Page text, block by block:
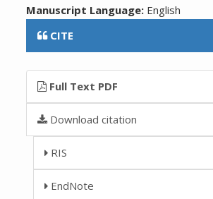
Manuscript Language: English
CITE
Full Text PDF
Download citation
RIS
EndNote